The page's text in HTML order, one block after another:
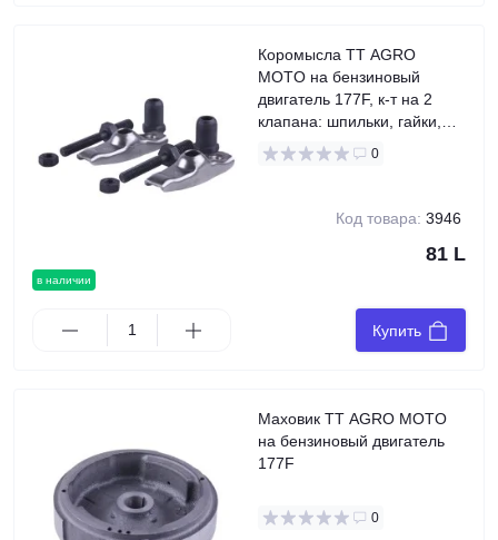
в наличии
Коромысла TT AGRO
MOTO на бензиновый
двигатель 177F, к-т на 2
клапана: шпильки, гайки,
винты
0
Код товара: 3946
81 L
Купить
Маховик TT AGRO MOTO
на бензиновый двигатель
177F
0